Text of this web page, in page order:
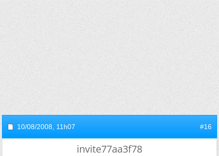
10/08/2008, 11h07 #16
invite77aa3f78